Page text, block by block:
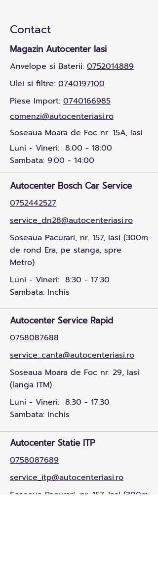
Contact
Magazin Autocenter Iasi
Anvelope si Baterii: 0752014889
Ulei si filtre: 0740197100
Piese Import: 0740166985
comenzi@autocenteriasi.ro
Soseaua Moara de Foc nr. 15A, Iasi
Luni - Vineri: 8:00 - 18:00
Sambata: 9:00 - 14:00
Autocenter Bosch Car Service
0752442527
service_dn28@autocenteriasi.ro
Soseaua Pacurari, nr. 157, Iasi (300m
de rond Era, pe stanga, spre
Metro)
Luni - Vineri: 8:30 - 17:30
Sambata: Inchis
Autocenter Service Rapid
0758087688
service_canta@autocenteriasi.ro
Soseaua Moara de Foc nr. 29, Iasi
(langa ITM)
Luni - Vineri: 8:30 - 17:30
Sambata: Inchis
Autocenter Statie ITP
0758087689
service_itp@autocenteriasi.ro
Soseaua Pacurari, nr. 157, Iasi (300m